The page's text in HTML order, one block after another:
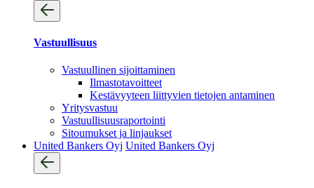
Vastuullisuus
Vastuullinen sijoittaminen
Ilmastotavoitteet
Kestävyyteen liittyvien tietojen antaminen
Yritysvastuu
Vastuullisuus­raportointi
Sitoumukset ja linjaukset
United Bankers Oyj United Bankers Oyj